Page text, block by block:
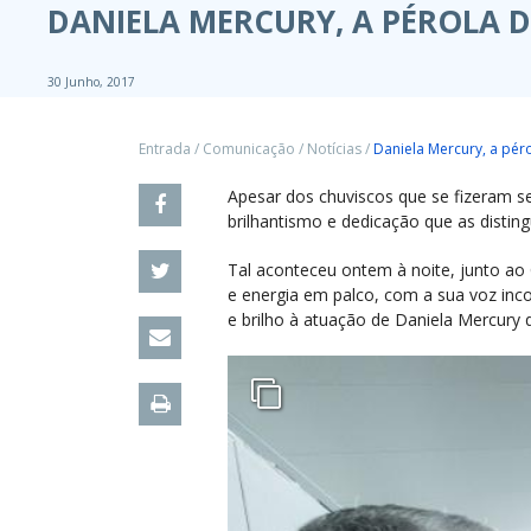
DANIELA MERCURY, A PÉROLA
30 Junho, 2017
Entrada / Comunicação / Notícias/Daniela Mercury, a
Apesar dos chuviscos que se fizeram
brilhantismo e dedicação que as
Tal aconteceu ontem à noite, junto ao
e energia em palco, com a sua voz
e brilho à atuação de Daniela